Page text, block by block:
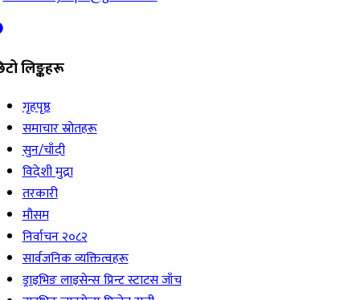
लिङ्कहरू
गृहपृष्ठ
समाचार स्रोतहरू
सुन/चाँदी
विदेशी मुद्रा
तरकारी
मौसम
निर्वाचन २०८२
सार्वजनिक व्यक्तित्वहरू
ड्राइभिङ लाइसेन्स प्रिन्ट स्टाटस जाँच